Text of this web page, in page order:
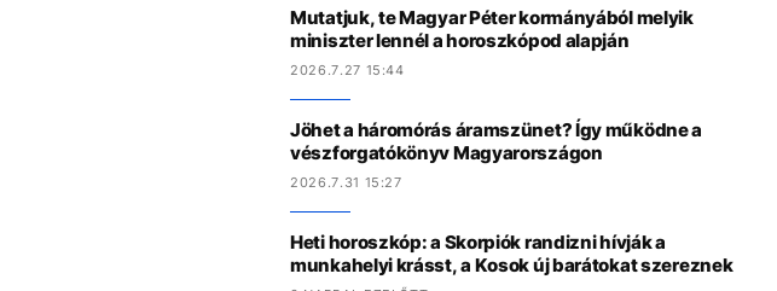
Mutatjuk, te Magyar Péter kormányából melyik
miniszter lennél a horoszkópod alapján
2026.7.27 15:44
Jöhet a háromórás áramszünet? Így működne a
vészforgatókönyv Magyarországon
2026.7.31 15:27
Heti horoszkóp: a Skorpiók randizni hívják a
munkahelyi krásst, a Kosok új barátokat szereznek